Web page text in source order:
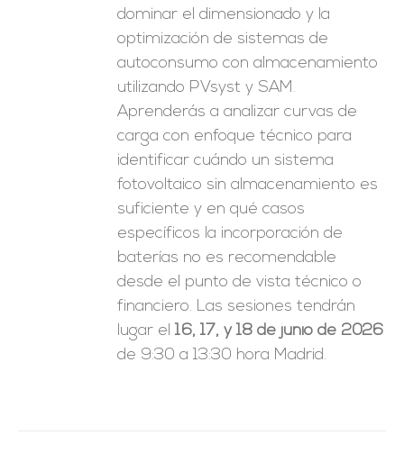
dominar el dimensionado y la
optimización de sistemas de
autoconsumo con almacenamiento
utilizando PVsyst y SAM.
Aprenderás a analizar curvas de
carga con enfoque técnico para
identificar cuándo un sistema
fotovoltaico sin almacenamiento es
suficiente y en qué casos
específicos la incorporación de
baterías no es recomendable
desde el punto de vista técnico o
financiero. Las sesiones tendrán
lugar el16, 17, y 18 de junio de 2026
de 9:30 a 13:30 hora Madrid.